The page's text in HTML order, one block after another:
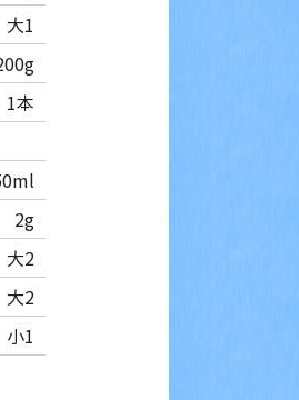
大1
1本
2g
大2
大2
小1